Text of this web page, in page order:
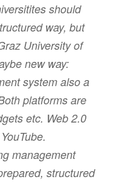
should
way, but
University of
new way:
system also a
platforms are
etc. Web 2.0
management
structured